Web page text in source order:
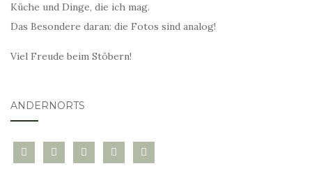
Küche und Dinge, die ich mag.
Das Besondere daran: die Fotos sind analog!
Viel Freude beim Stöbern!
ANDERNORTS
bloglovininstagramtwitter pinterest
mail